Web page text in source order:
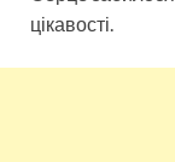
цікавості.